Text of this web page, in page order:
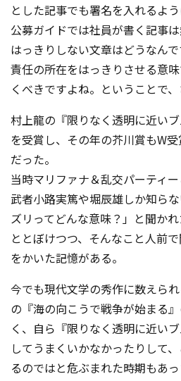
とした記事でも署名を入れるよう
公募ガイドでは社員が書く記事
はっきりしない文章はどうなんで
責任の所在をはっきりさせる意
くべきですよね。ということで、
村上龍の『限りなく透明に近い
を受賞し、その年の芥川賞もW
だった。
当時マリファナ＆乱交パーティー
武者小路実篤や堀辰雄しか知ら
ズリってどんな意味？」と聞か
ととぼけつつ、そんなこと人前
をかいた記憶がある。
今でも現代文学の秀作に数えら
の『海の向こうで戦争が始まる
く、自ら『限りなく透明に近い
してうまくいかなかったりして
るのではと危ぶまれた時期もあっ